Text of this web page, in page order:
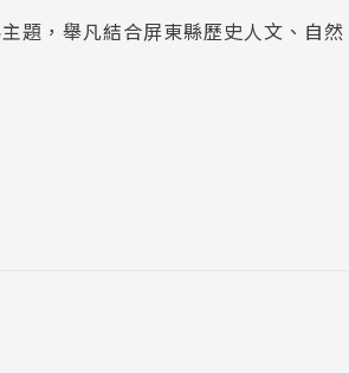
題，舉凡結合屏東縣歷史人文、自然